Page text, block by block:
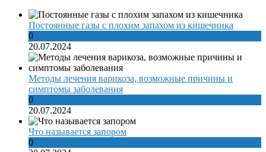
Постоянные газы с плохим запахом из кишечника
0
20.07.2024
Методы лечения варикоза, возможные причины и
симптомы заболевания
0
20.07.2024
Что называется запором
0